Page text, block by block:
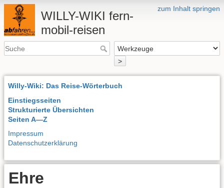
zum Inhalt springen
WILLY-WIKI fern-
mobil-reisen
>
Willy-Wiki: Das Reise-Wörterbuch
Einstiegsseiten
Strukturierte Übersichten
Seiten A—Z
Impressum
Datenschutzerklärung
Ehre